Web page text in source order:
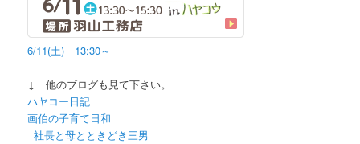
6/11(土) 13:30～
↓ 他のブログも見て下さい。
ハヤコー日記
画伯の子育て日和
社長と母とときどき三男